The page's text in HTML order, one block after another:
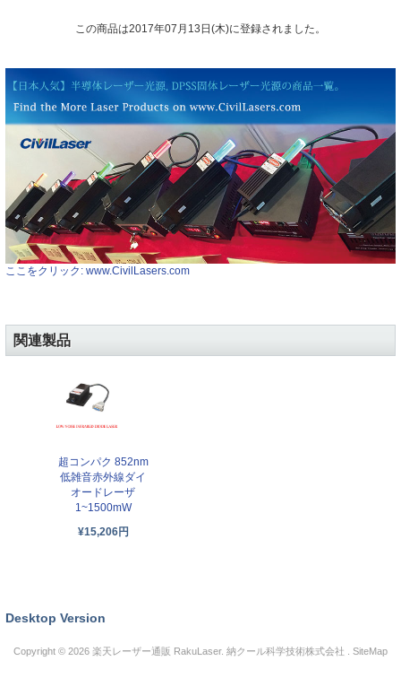
この商品は2017年07月13日(木)に登録されました。
ここをクリック: www.CivilLasers.com
関連製品
超コンパク 852nm
低雑音赤外線ダイ
オードレーザ
1~1500mW
¥15,206円
Desktop Version
Copyright © 2026 楽天レーザー通販 RakuLaser. 納クール科学技術株式会社 . SiteMap